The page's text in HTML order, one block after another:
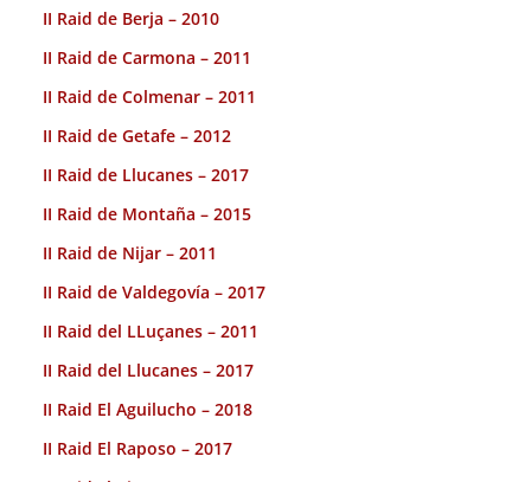
II Raid de Berja – 2010
II Raid de Carmona – 2011
II Raid de Colmenar – 2011
II Raid de Getafe – 2012
II Raid de Llucanes – 2017
II Raid de Montaña – 2015
II Raid de Nijar – 2011
II Raid de Valdegovía – 2017
II Raid del LLuçanes – 2011
II Raid del Llucanes – 2017
II Raid El Aguilucho – 2018
II Raid El Raposo – 2017